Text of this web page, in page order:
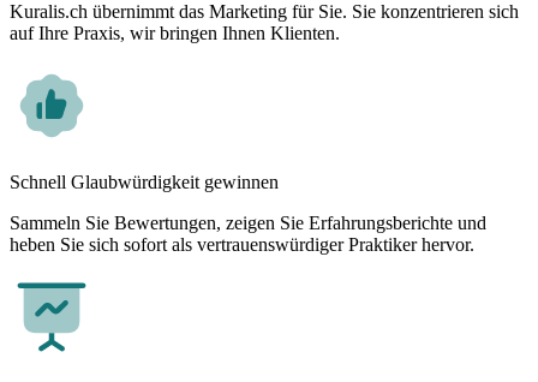
Kuralis.ch übernimmt das Marketing für Sie. Sie konzentrieren sich
auf Ihre Praxis, wir bringen Ihnen Klienten.
Schnell Glaubwürdigkeit gewinnen
Sammeln Sie Bewertungen, zeigen Sie Erfahrungsberichte und
heben Sie sich sofort als vertrauenswürdiger Praktiker hervor.